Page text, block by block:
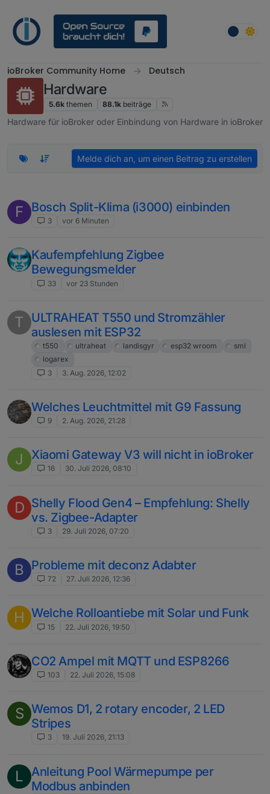
ioBroker Community Home Deutsch
Hardware
5.6k themen 88.1k beiträge
Hardware für ioBroker oder Einbindung von Hardware in ioBroker
Melde dich an, um einen Beitrag zu erstellen
F Bosch Split-Klima (i3000) einbinden
3 vor 6 Minuten
Kaufempfehlung Zigbee
Bewegungsmelder
33 vor 23 Stunden
T
ULTRAHEAT T550 und Stromzähler
auslesen mit ESP32
t550 ultraheat landisgyr esp32 wroom
sml
logarex
3
3. Aug. 2026, 12:02
Welches Leuchtmittel mit G9 Fassung
9 2. Aug. 2026, 21:28
J Xiaomi Gateway V3 will nicht in ioBroker
16 30. Juli 2026, 08:10
D Shelly Flood Gen4 – Empfehlung: Shelly
vs. Zigbee-Adapter
3 29. Juli 2026, 07:20
B Probleme mit deconz Adabter
72 27. Juli 2026, 12:36
H Welche Rolloantiebe mit Solar und Funk
15 22. Juli 2026, 19:50
CO2 Ampel mit MQTT und ESP8266
103 22. Juli 2026, 15:08
S Wemos D1, 2 rotary encoder, 2 LED
Stripes
3 19. Juli 2026, 21:13
L
Anleitung Pool Wärmepumpe per
Modbus anbinden